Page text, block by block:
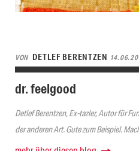
VON DETLEF BERENTZEN
dr. feelgood
Detlef Berentzen, Ex-tazler, Autor für
der anderen Art. Gute zum Beispiel.